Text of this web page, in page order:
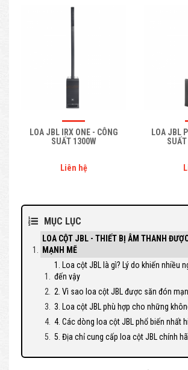
LOA JBL IRX ONE - CÔNG
SUẤT 1300W
Liên hệ
LOA JBL
MỤC LỤC
LOA CỘT JBL - THIẾT BỊ ÂM THANH
MẠNH MẼ
1. Loa cột JBL là gì? Lý do khiến nhiều
đến vậy
2. Vì sao loa cột JBL được săn đón
3. Loa cột JBL phù hợp cho những
4. Các dòng loa cột JBL phổ biến nhất
5. Địa chỉ cung cấp loa cột JBL chính